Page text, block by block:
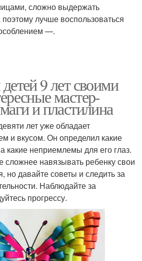
сложно выдержать
лучше воспользоваться
—.
9 лет своими
мастер-
и пластилина
лет уже обладает
и вкусом. Он определил какие
какие неприемлемы для его глаз.
сложнее навязывать ребенку свои
но давайте советы и следить за
Наблюдайте за
прогрессу.